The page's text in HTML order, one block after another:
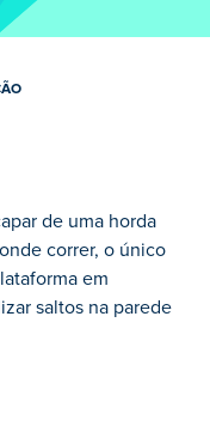
de uma horda
correr, o único
em
saltos na parede